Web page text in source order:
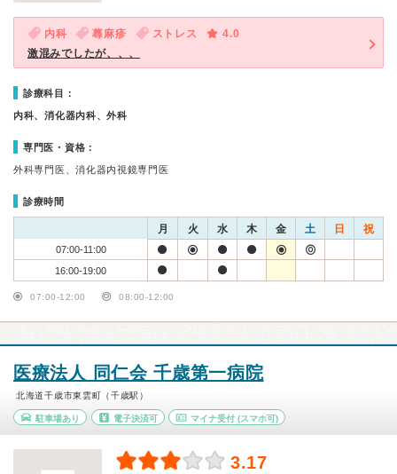
内科 蕁麻疹 ストレス
4.0
激混みでしたが、、、
診療科目：
内科、消化器内科、外科
専門医・資格：
外科専門医、消化器内視鏡専門医
診療時間
月 火 水 木 金 土 日 祝
07:00-11:00
16:00-19:00
07:00-12:00 08:00-12:00
医療法人 同仁会 千歳第一病院
北海道千歳市東雲町（千歳駅）
駐車場あり 電子決済可 マイナ受付 (スマホ可)
3.17